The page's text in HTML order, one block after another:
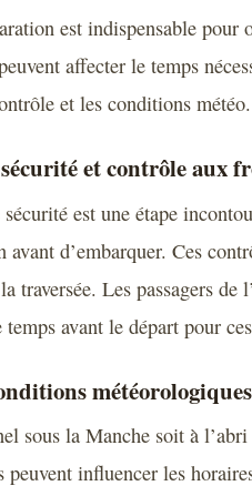
est indispensable
affecter le temps
et les conditions météo.
et contrôle aux
est une étape
avant d’embarquer. Ces
traversée. Les passagers
avant le départ pour
météorologiques
sous la Manche soit à
peuvent influencer les